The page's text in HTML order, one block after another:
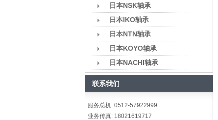
日本NSK轴承
日本IKO轴承
日本NTN轴承
日本KOYO轴承
日本NACHI轴承
联系我们
服务总机: 0512-57922999
业务传真: 18021619717